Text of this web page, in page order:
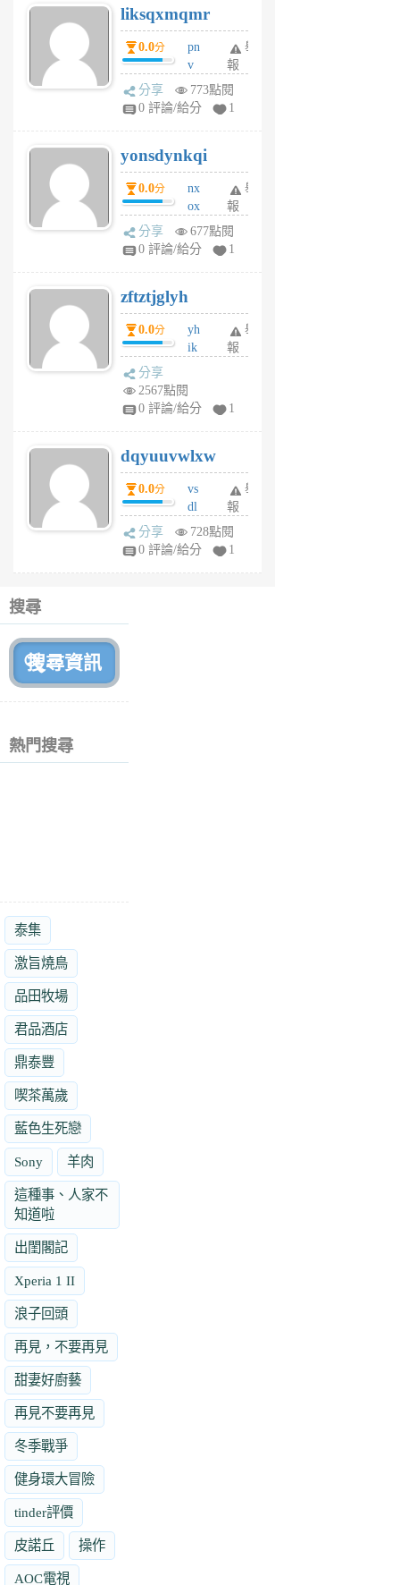
6
個
月
前
liksqxmqmr
0.0分
pn
v
wt
sv
6
個
月
前
舉
報
分享
773點閱
0 評論/給分
1
yonsdynkqi
0.0分
nx
ox
rh
pe
月
前
舉
報
分享
677點閱
0 評論/給分
1
zftztjglyh
0.0分
yh
ik
tu
6
個
月
前
舉
報
分享
2567點閱
0 評論/給分
1
dqyuuvwlxw
0.0分
vs
dl
sq
fy
舉
報
分享
728點閱
0 評論/給分
1
搜尋
熱門搜尋
泰集
激旨燒鳥
品田牧場
君品酒店
鼎泰豐
喫茶萬歲
藍色生死戀
Sony 羊肉
這種事、人家不
知道啦
出閨閣記
Xperia 1 II
浪子回頭
再見，不要再見
甜妻好廚藝
再見不要再見
冬季戰爭
健身環大冒險
tinder評價
皮諾丘 操作
AOC電視